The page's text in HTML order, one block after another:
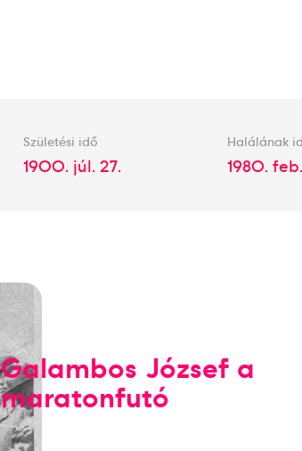
Születési idő
1900. júl. 27.
Halálának
1980.
Galambos József a
maratonfutó